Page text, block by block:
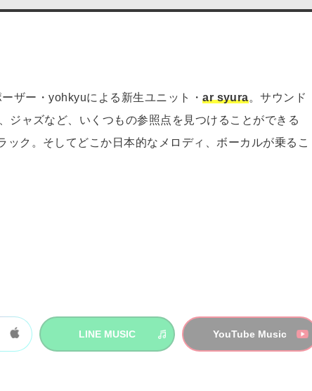
ザー・yohkyuによる新生ユニット・ar syura。サウンド
ジャズなど、いくつもの参照点を見つけることができる
ク。そしてどこか日本的なメロディ、ボーカルが乗るこ
LINE MUSIC YouTube Music